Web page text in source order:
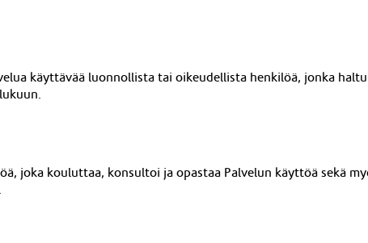
käyttävää luonnollista tai oikeudellista henkilöä, jonka
joka kouluttaa, konsultoi ja opastaa Palvelun käyttöä sekä